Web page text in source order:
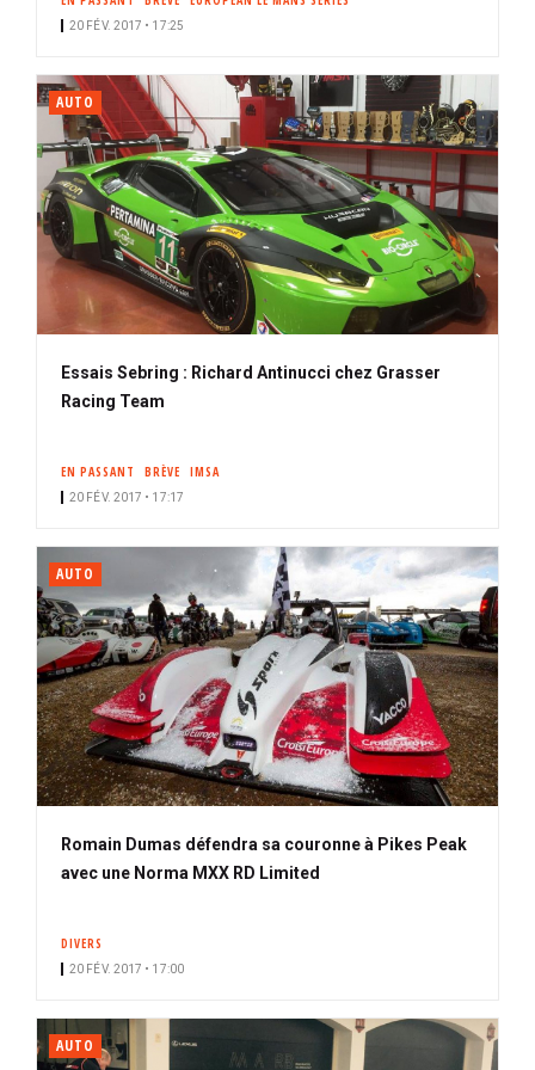
20 FÉV. 2017 • 17:25
AUTO
Essais Sebring : Richard Antinucci chez Grasser
Racing Team
EN PASSANT BRÈVE IMSA
20 FÉV. 2017 • 17:17
AUTO
Romain Dumas défendra sa couronne à Pikes Peak
avec une Norma MXX RD Limited
DIVERS
20 FÉV. 2017 • 17:00
AUTO